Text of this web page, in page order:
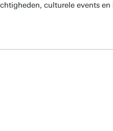
culturele events